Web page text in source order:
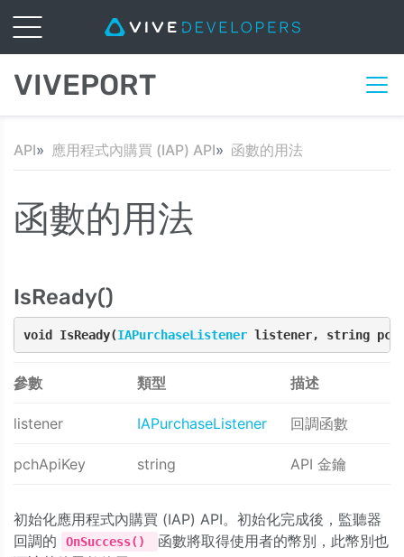
VIVEPORT
API 應用程式內購買 (IAP) API 函數的用法
函數的用法
IsReady()
void IsReady(IAPurchaseListener listener, string
參數 類型 描述
listener IAPurchaseListener 回調函數
pchApiKey string API 金鑰
初始化應用程式內購買 (IAP) API。初始化完成後，監聽器
回調的
OnSuccess()
函數將取得使用者的幣別，此幣別也